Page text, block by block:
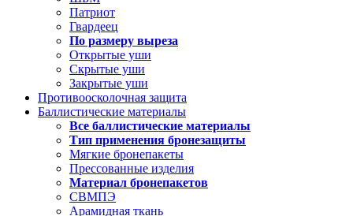
Патриот
Гвардеец
По размеру выреза
Открытые уши
Скрытые уши
Закрытые уши
Противоосколочная защита
Баллистические материалы
Все баллистические материалы
Тип применения бронезащиты
Мягкие бронепакеты
Прессованные изделия
Материал бронепакетов
СВМПЭ
Арамидная ткань